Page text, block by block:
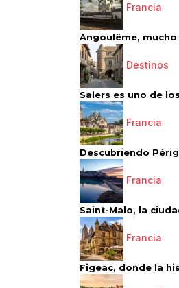
Francia
Angoulême,
Destinos
Salers es uno de
Francia
Descubriendo
Francia
Saint-Malo, la
Francia
Figeac, donde la